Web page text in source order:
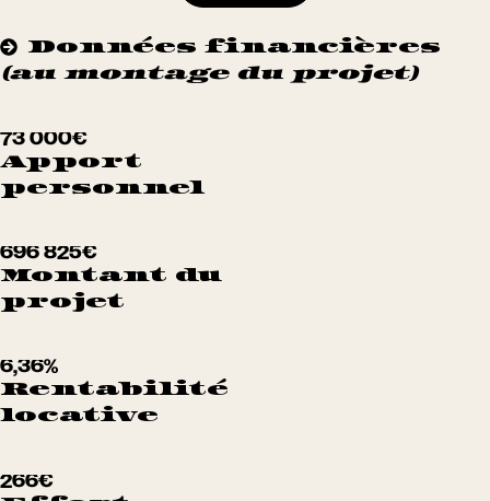
Données financières
(au montage du projet)
73 000€
Apport
personnel
696 825€
Montant du
projet
6,36%
Rentabilité
locative
266€